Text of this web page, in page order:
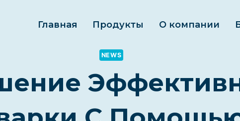
Главная Продукты О компании
NEWS